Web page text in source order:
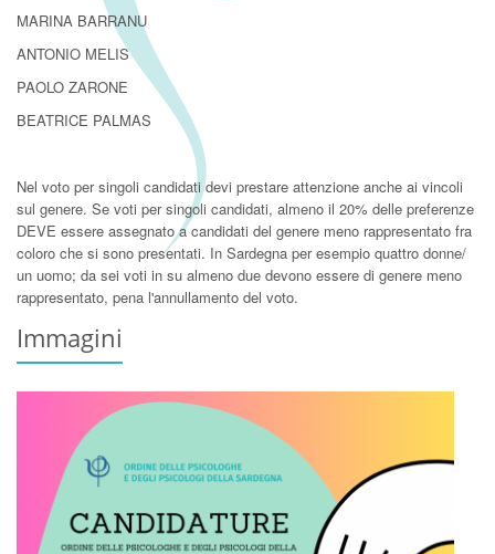
MARINA BARRANU
ANTONIO MELIS
PAOLO ZARONE
BEATRICE PALMAS
Nel voto per singoli candidati devi prestare attenzione anche ai vincoli
sul genere. Se voti per singoli candidati, almeno il 20% delle preferenze
DEVE essere assegnato a candidati del genere meno rappresentato fra
coloro che si sono presentati. In Sardegna per esempio quattro donne/
un uomo; da sei voti in su almeno due devono essere di genere meno
rappresentato, pena l'annullamento del voto.
Immagini